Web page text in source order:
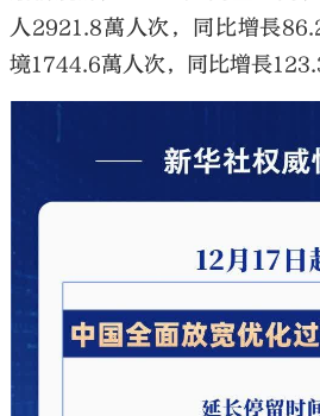
人2921.8萬人次，同比增長
境1744.6萬人次，同比增長